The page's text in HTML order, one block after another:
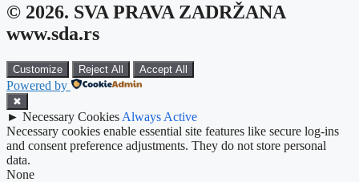
© 2026. SVA PRAVA ZADRŽANA
www.sda.rs
Customize Reject All Accept All
Powered by
✖
► Necessary Cookies Always Active
Necessary cookies enable essential site features like secure log-ins
and consent preference adjustments. They do not store personal
data.
None